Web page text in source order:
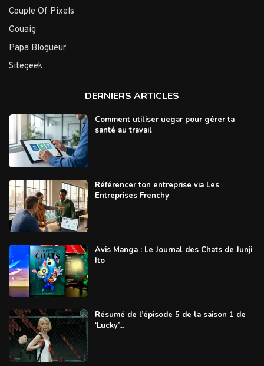
Couple Of Pixels
Gouaig
Papa Blogueur
Sitegeek
DERNIERS ARTICLES
Comment utiliser uegar pour gérer ta
santé au travail
Référencer ton entreprise via Les
Entreprises Frenchy
Avis Manga : Le Journal des Chats de Junji
Ito
Résumé de l’épisode 5 de la saison 1 de
‘Lucky’...